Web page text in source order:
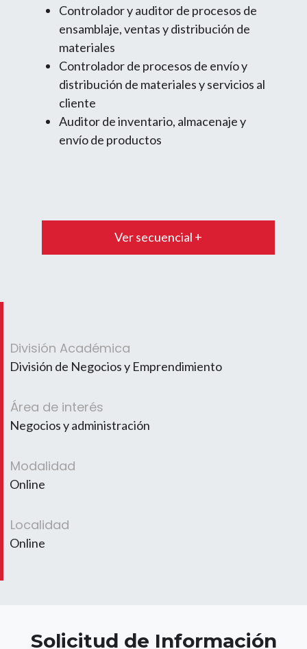
Controlador y auditor de procesos de
ensamblaje, ventas y distribución de
materiales
Controlador de procesos de envío y
distribución de materiales y servicios al
cliente
Auditor de inventario, almacenaje y
envío de productos
Ver secuencial +
División Académica
División de Negocios y Emprendimiento
Área de interés
Negocios y administración
Modalidad
Online
Localidad
Online
Solicitud de Información